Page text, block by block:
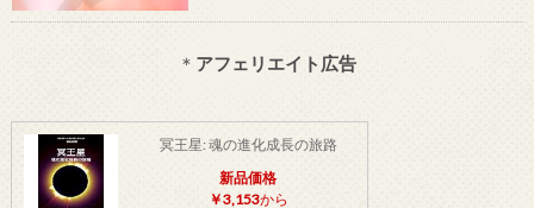
＊ アフェリエイト広告
冥王星: 魂の進化成長の旅路
新品価格
￥3,153から